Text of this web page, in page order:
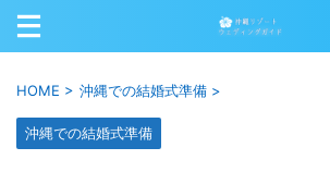
HOME > 沖縄での結婚式準備 >
沖縄での結婚式準備